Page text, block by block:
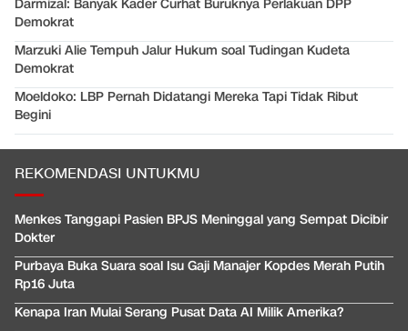
Darmizal: Banyak Kader Curhat Buruknya Perlakuan DPP
Demokrat
Marzuki Alie Tempuh Jalur Hukum soal Tudingan Kudeta
Demokrat
Moeldoko: LBP Pernah Didatangi Mereka Tapi Tidak Ribut
Begini
REKOMENDASI UNTUKMU
Menkes Tanggapi Pasien BPJS Meninggal yang Sempat Dicibir
Dokter
Purbaya Buka Suara soal Isu Gaji Manajer Kopdes Merah Putih
Rp16 Juta
Kenapa Iran Mulai Serang Pusat Data AI Milik Amerika?